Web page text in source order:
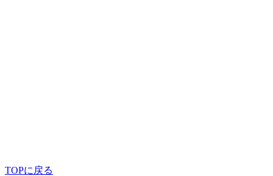
TOPに戻る